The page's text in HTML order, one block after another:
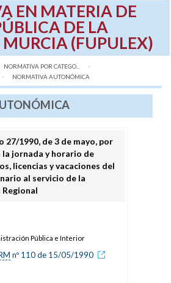
EN MATERIA DE
DE LA
MURCIA (FUPULEX)
NORMATIVA POR CATEGO...
AQUÍ:
NORMATIVA AUTONÓMICA
27/1990, de 3 de mayo, por
la jornada y horario de
licencias y vacaciones del
al servicio de la
Pública e Interior
nº 110 de 15/05/1990